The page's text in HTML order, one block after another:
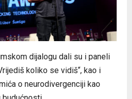
dijalogu dali su i paneli
koliko se vidiš“, kao i
o neurodivergenciji kao